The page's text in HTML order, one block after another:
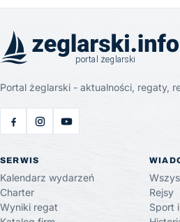
Portal żeglarski - aktualności, regaty,
SERWIS
Kalendarz wydarzeń
Charter
Wyniki regat
Rejsy
Sport